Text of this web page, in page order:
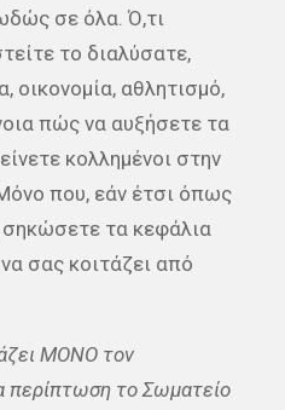
σε όλα. Ό,τι
το διαλύσατε,
οικονομία, αθλητισμό,
πώς να αυξήσετε τα
κολλημένοι στην
που, εάν έτσι όπως
τα κεφάλια
σας κοιτάζει από
ΜΟΝΟ τον
περίπτωση το Σωματείο